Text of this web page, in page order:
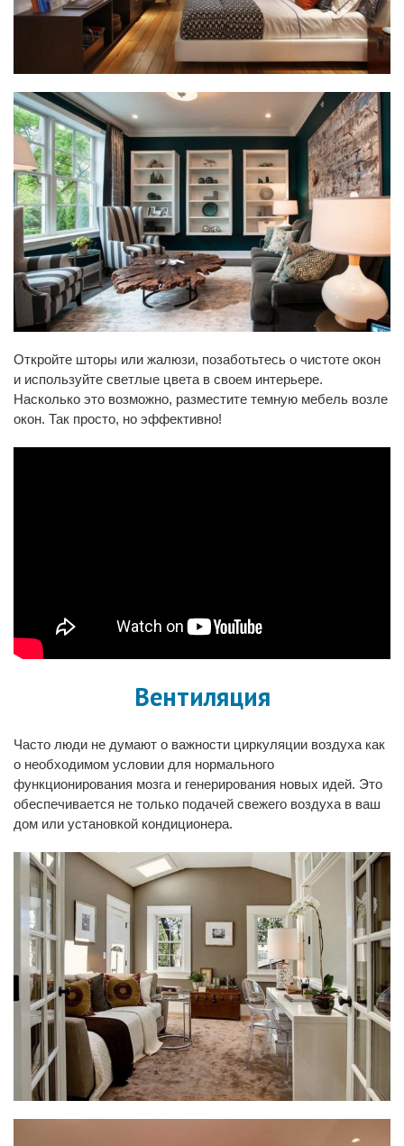
Откройте шторы или жалюзи, позаботьтесь о чистоте окон
и используйте светлые цвета в своем интерьере.
Насколько это возможно, разместите темную мебель возле
окон. Так просто, но эффективно!
Вентиляция
Часто люди не думают о важности циркуляции воздуха как
о необходимом условии для нормального
функционирования мозга и генерирования новых идей. Это
обеспечивается не только подачей свежего воздуха в ваш
дом или установкой кондиционера.